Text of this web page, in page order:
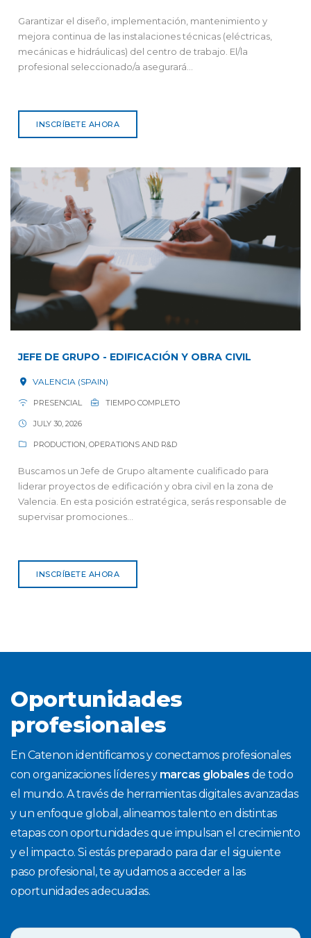
Garantizar el diseño, implementación, mantenimiento y
mejora continua de las instalaciones técnicas (eléctricas,
mecánicas e hidráulicas) del centro de trabajo. El/la
profesional seleccionado/a asegurará...
INSCRÍBETE AHORA
JEFE DE GRUPO - EDIFICACIÓN Y OBRA CIVIL
VALENCIA (SPAIN)
PRESENCIAL TIEMPO COMPLETO
JULY 30, 2026
PRODUCTION, OPERATIONS AND R&D
Buscamos un Jefe de Grupo altamente cualificado para
liderar proyectos de edificación y obra civil en la zona de
Valencia. En esta posición estratégica, serás responsable de
supervisar promociones...
INSCRÍBETE AHORA
Oportunidades
profesionales
En Catenon identificamos y conectamos profesionales
con organizaciones líderes y marcas globales de todo
el mundo. A través de herramientas digitales avanzadas
y un enfoque global, alineamos talento en distintas
etapas con oportunidades que impulsan el crecimiento
y el impacto. Si estás preparado para dar el siguiente
paso profesional, te ayudamos a acceder a las
oportunidades adecuadas.